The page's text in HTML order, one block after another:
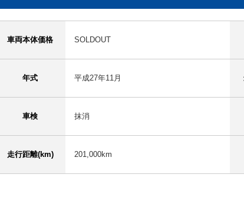
車両本体価格 SOLDOUT
年式 平成27年11月
車検 抹消
走行距離(km) 201,000km